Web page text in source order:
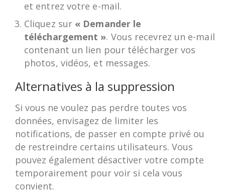
et entrez votre e-mail.
Cliquez sur « Demander le
téléchargement ». Vous recevrez un e-mail
contenant un lien pour télécharger vos
photos, vidéos, et messages.
Alternatives à la suppression
Si vous ne voulez pas perdre toutes vos
données, envisagez de limiter les
notifications, de passer en compte privé ou
de restreindre certains utilisateurs. Vous
pouvez également désactiver votre compte
temporairement pour voir si cela vous
convient.